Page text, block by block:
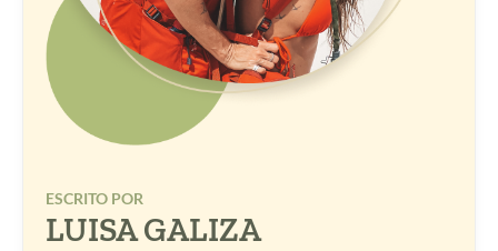
ESCRITO POR
LUISA GALIZA